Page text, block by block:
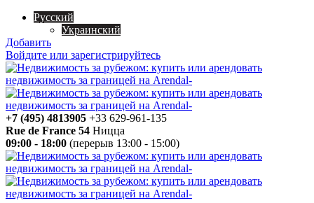
Русский
Украинский
Добавить
Войдите или зарегистрируйтесь
+7 (495) 4813905 +33 629-961-135
Rue de France 54 Ницца
09:00 - 18:00 (перерыв 13:00 - 15:00)